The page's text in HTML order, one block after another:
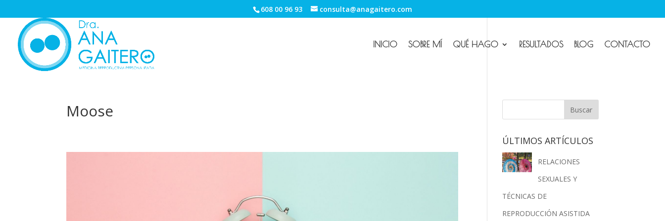
608 00 96 93 consulta@anagaitero.com
INICIO SOBRE MÍ QUÉ HAGO RESULTADOS BLOG CONTACTO
Moose
ÚLTIMOS ARTÍCULOS
RELACIONES
SEXUALES Y
TÉCNICAS DE
REPRODUCCIÓN ASISTIDA